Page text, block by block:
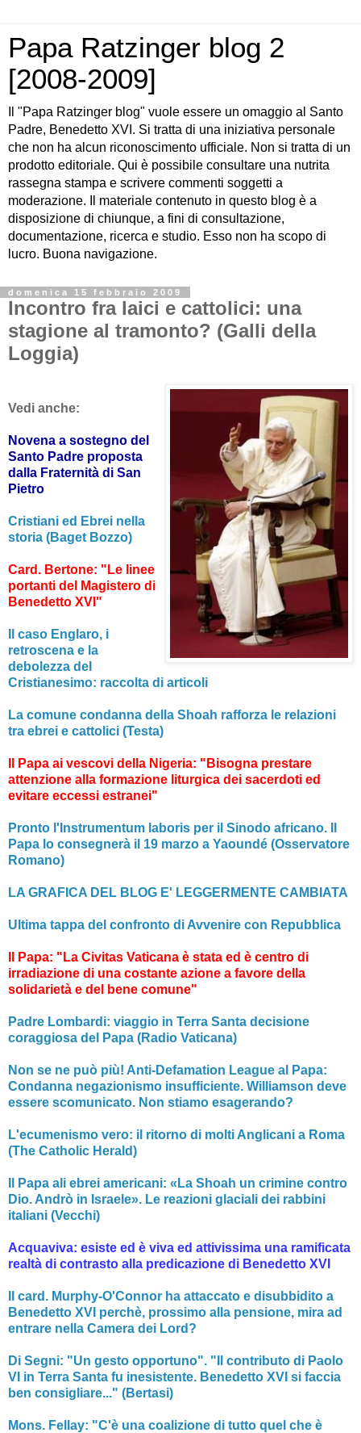
Papa Ratzinger blog 2
[2008-2009]
Il "Papa Ratzinger blog" vuole essere un omaggio al Santo
Padre, Benedetto XVI. Si tratta di una iniziativa personale
che non ha alcun riconoscimento ufficiale. Non si tratta di un
prodotto editoriale. Qui è possibile consultare una nutrita
rassegna stampa e scrivere commenti soggetti a
moderazione. Il materiale contenuto in questo blog è a
disposizione di chiunque, a fini di consultazione,
documentazione, ricerca e studio. Esso non ha scopo di
lucro. Buona navigazione.
domenica 15 febbraio 2009
Incontro fra laici e cattolici: una
stagione al tramonto? (Galli della
Loggia)
Vedi anche:
Novena a sostegno del
Santo Padre proposta
dalla Fraternità di San
Pietro
Cristiani ed Ebrei nella
storia (Baget Bozzo)
Card. Bertone: "Le linee
portanti del Magistero di
Benedetto XVI"
Il caso Englaro, i
retroscena e la
debolezza del
Cristianesimo: raccolta di articoli
La comune condanna della Shoah rafforza le relazioni
tra ebrei e cattolici (Testa)
Il Papa ai vescovi della Nigeria: "Bisogna prestare
attenzione alla formazione liturgica dei sacerdoti ed
evitare eccessi estranei"
Pronto l'Instrumentum laboris per il Sinodo africano. Il
Papa lo consegnerà il 19 marzo a Yaoundé (Osservatore
Romano)
LA GRAFICA DEL BLOG E' LEGGERMENTE CAMBIATA
Ultima tappa del confronto di Avvenire con Repubblica
Il Papa: "La Civitas Vaticana è stata ed è centro di
irradiazione di una costante azione a favore della
solidarietà e del bene comune"
Padre Lombardi: viaggio in Terra Santa decisione
coraggiosa del Papa (Radio Vaticana)
Non se ne può più! Anti-Defamation League al Papa:
Condanna negazionismo insufficiente. Williamson deve
essere scomunicato. Non stiamo esagerando?
L'ecumenismo vero: il ritorno di molti Anglicani a Roma
(The Catholic Herald)
Il Papa ali ebrei americani: «La Shoah un crimine contro
Dio. Andrò in Israele». Le reazioni glaciali dei rabbini
italiani (Vecchi)
Acquaviva: esiste ed è viva ed attivissima una ramificata
realtà di contrasto alla predicazione di Benedetto XVI
Il card. Murphy-O'Connor ha attaccato e disubbidito a
Benedetto XVI perchè, prossimo alla pensione, mira ad
entrare nella Camera dei Lord?
Di Segni: "Un gesto opportuno". "Il contributo di Paolo
VI in Terra Santa fu inesistente. Benedetto XVI si faccia
ben consigliare..." (Bertasi)
Mons. Fellay: "C'è una coalizione di tutto quel che è